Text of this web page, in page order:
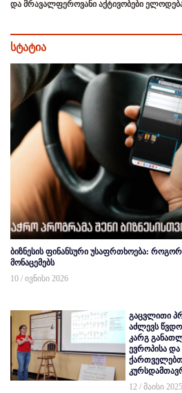
და მრავალფეროვანი აქტივობები
სტატია
ბიზნესის ფინანსური უსაფრთხოება:
მონაცემებს
10 / ივნისი 2026
გაცვლითი
აძლევს
კარგ
ევროპისა და
12 / მაისი 2025